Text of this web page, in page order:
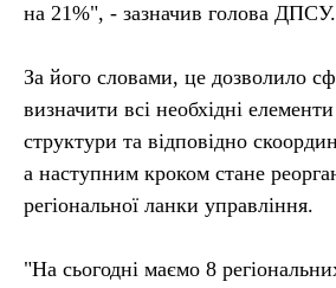
на 21%", - зазначив голова ДПСУ.
За його словами, це дозволило
визначити всі необхідні елементи
структури та відповідно
а наступним кроком стане
регіональної ланки управління.
"На сьогодні маємо 8